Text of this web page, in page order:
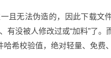
且无法伪造的，因此下载文
有没被人修改过或“加料”了
哈希校验值，绝对轻量、免